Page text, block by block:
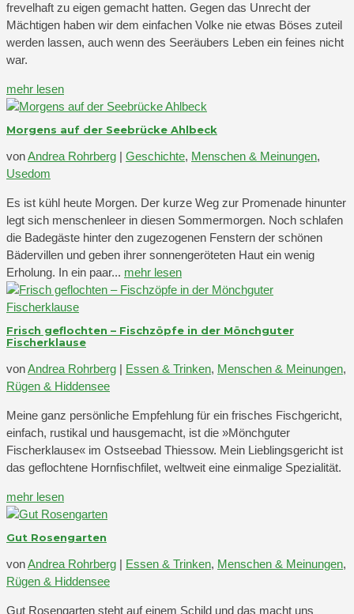
frevelhaft zu eigen gemacht hatten. Gegen das Unrecht der
Mächtigen haben wir dem einfachen Volke nie etwas Böses zuteil
werden lassen, auch wenn des Seeräubers Leben ein feines nicht
war.
mehr lesen
Morgens auf der Seebrücke Ahlbeck
vonAndrea Rohrberg | Geschichte, Menschen & Meinungen,
Usedom
Es ist kühl heute Morgen. Der kurze Weg zur Promenade hinunter
legt sich menschenleer in diesen Sommermorgen. Noch schlafen
die Badegäste hinter den zugezogenen Fenstern der schönen
Bädervillen und geben ihrer sonnengeröteten Haut ein wenig
Erholung. In ein paar... mehr lesen
Frisch geflochten – Fischzöpfe in der Mönchguter
Fischerklause
vonAndrea Rohrberg | Essen & Trinken, Menschen & Meinungen,
Rügen & Hiddensee
Meine ganz persönliche Empfehlung für ein frisches Fischgericht,
einfach, rustikal und hausgemacht, ist die »Mönchguter
Fischerklause« im Ostseebad Thiessow. Mein Lieblingsgericht ist
das geflochtene Hornfischfilet, weltweit eine einmalige Spezialität.
mehr lesen
Gut Rosengarten
vonAndrea Rohrberg | Essen & Trinken, Menschen & Meinungen,
Rügen & Hiddensee
Gut Rosengarten steht auf einem Schild und das macht uns